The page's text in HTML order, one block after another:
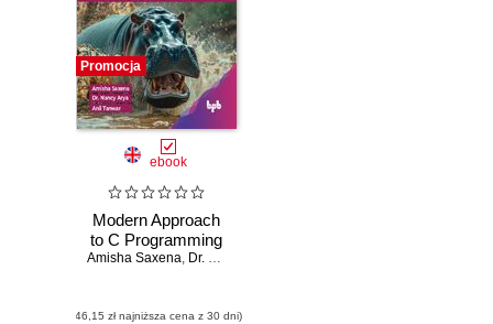
Promocja
ebook
Modern Approach
to C Programming
Amisha Saxena, Dr. Nancy Arya
(46,15 zł najniższa cena z 30 dni)